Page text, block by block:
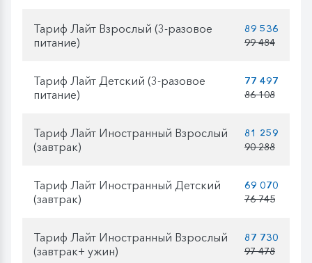
Тариф Лайт Взрослый (3-разовое
питание)
89 536
99 484
Тариф Лайт Детский (3-разовое
питание)
77 497
86 108
Тариф Лайт Иностранный Взрослый
(завтрак)
81 259
90 288
Тариф Лайт Иностранный Детский
(завтрак)
69 070
76 745
Тариф Лайт Иностранный Взрослый
(завтрак+ ужин)
87 730
97 478